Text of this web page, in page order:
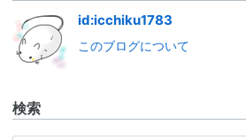
id:icchiku1783
このブログについて
検索